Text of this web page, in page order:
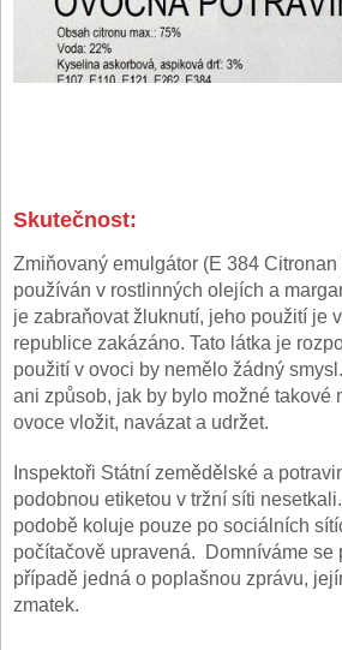
Skutečnost:
Zmiňovaný emulgátor (E 384
používán v rostlinných olejích a
je zabraňovat žluknutí, jeho použití je
republice zakázáno. Tato látka je
použití v ovoci by nemělo žádný
ani způsob, jak by bylo možné takové
ovoce vložit, navázat a udržet.
Inspektoři Státní zemědělské a
podobnou etiketou v tržní síti
podobě koluje pouze po sociálních
počítačově upravená. Domníváme se
případě jedná o poplašnou zprávu,
zmatek.